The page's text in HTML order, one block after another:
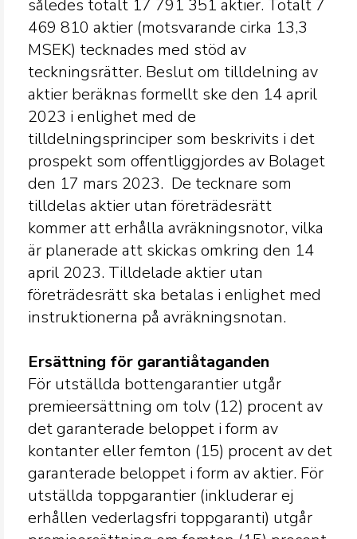
således totalt 17 791 351 aktier. Totalt 7
469 810 aktier (motsvarande cirka 13,3
MSEK) tecknades med stöd av
teckningsrätter. Beslut om tilldelning av
aktier beräknas formellt ske den 14 april
2023 i enlighet med de
tilldelningsprinciper som beskrivits i det
prospekt som offentliggjordes av Bolaget
den 17 mars 2023. De tecknare som
tilldelas aktier utan företrädesrätt
kommer att erhålla avräkningsnotor, vilka
är planerade att skickas omkring den 14
april 2023. Tilldelade aktier utan
företrädesrätt ska betalas i enlighet med
instruktionerna på avräkningsnotan.
Ersättning för garantiåtaganden
För utställda bottengarantier utgår
premieersättning om tolv (12) procent av
det garanterade beloppet i form av
kontanter eller femton (15) procent av det
garanterade beloppet i form av aktier. För
utställda toppgarantier (inkluderar ej
erhållen vederlagsfri toppgaranti) utgår